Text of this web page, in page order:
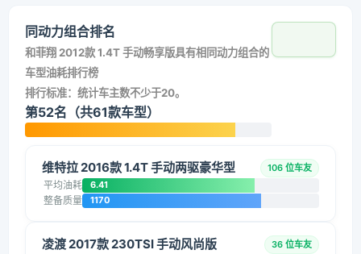
同动力组合排名
和菲翔 2012款 1.4T 手动畅享版具有相同动力组合的
车型油耗排行榜
排行标准：统计车主数不少于20。
第52名（共61款车型）
维特拉 2016款 1.4T 手动两驱豪华型 106 位车友
平均油耗 6.41
整备质量 1170
凌渡 2017款 230TSI 手动风尚版 36 位车友